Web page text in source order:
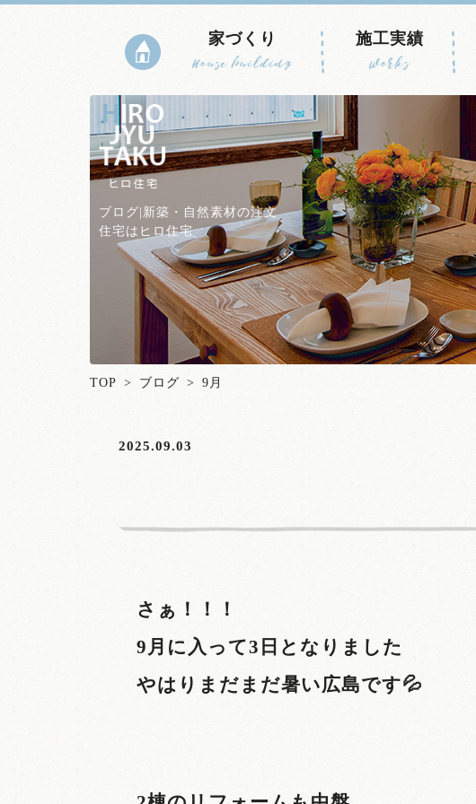
家づくり
House building
施工実績
Works
ブログ|新築・自然素材の注文
住宅はヒロ住宅
TOP > ブログ > 9月
2025.09.03
さぁ！！！
9月に入って3 日となりました
やはりまだまだ暑い広島です💦